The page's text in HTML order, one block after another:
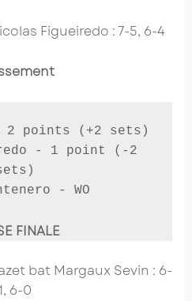
Figueiredo : 7-5, 6-4
2 points (+2 sets)
- 1 point (-2
- WO
FINALE
bat Margaux Sevin : 6-
6-0